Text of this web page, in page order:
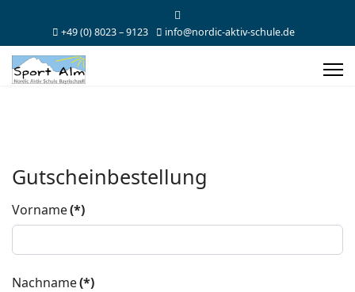
+49 (0) 8023 – 9123 info@nordic-aktiv-schule.de
Gutscheinbestellung
Vorname(*)
Nachname(*)